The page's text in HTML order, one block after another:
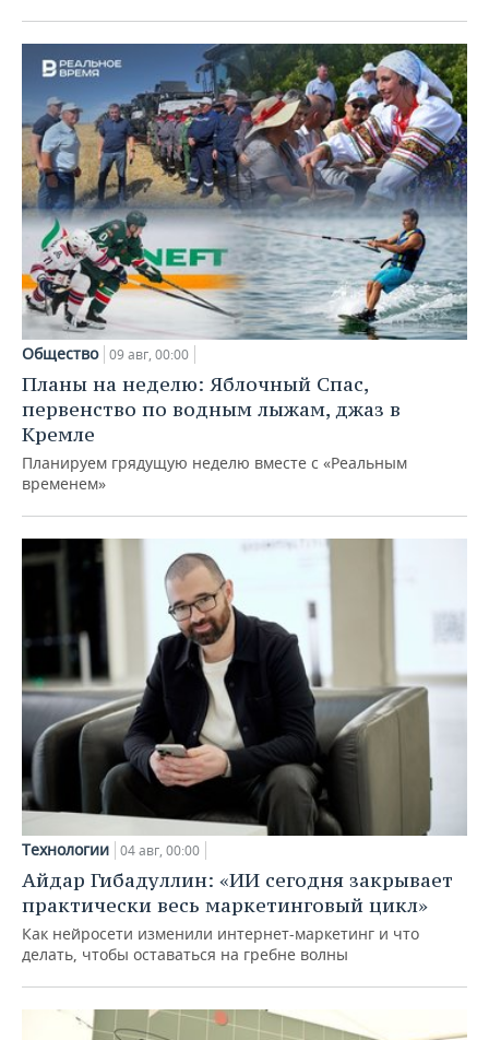
Общество 09 авг, 00:00
Планы на неделю: Яблочный Спас,
первенство по водным лыжам, джаз в
Кремле
Планируем грядущую неделю вместе с «Реальным
временем»
Технологии 04 авг, 00:00
Айдар Гибадуллин: «ИИ сегодня закрывает
практически весь маркетинговый цикл»
Как нейросети изменили интернет-маркетинг и что
делать, чтобы оставаться на гребне волны